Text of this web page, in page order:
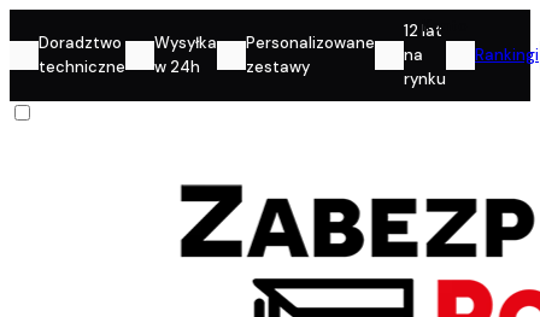
Doradztwo
techniczne
Wysyłka
w 24h
Personalizowane
zestawy
12 lat
na
rynku
Rankingi
Konto